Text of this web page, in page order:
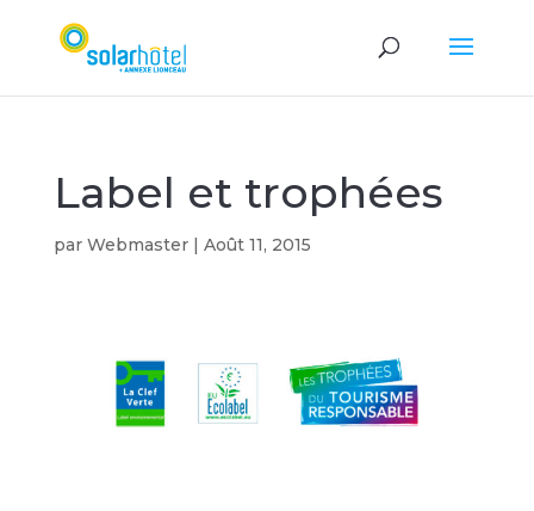
Label et trophées
par Webmaster| Août 11, 2015